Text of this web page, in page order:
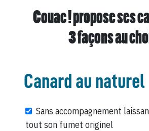
Couac ! propose ses
3 façons au
Canard au naturel
Sans accompagnement
tout son fumet originel